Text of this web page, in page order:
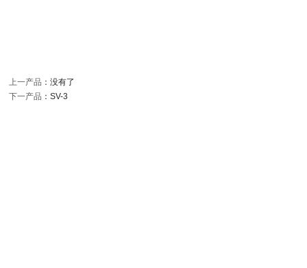
上一产品 ：没有了
下一产品 ： SV-3